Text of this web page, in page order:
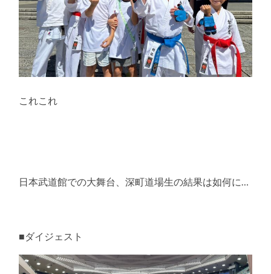
これこれ
日本武道館での大舞台、深町道場生の結果は如何に…
■ダイジェスト